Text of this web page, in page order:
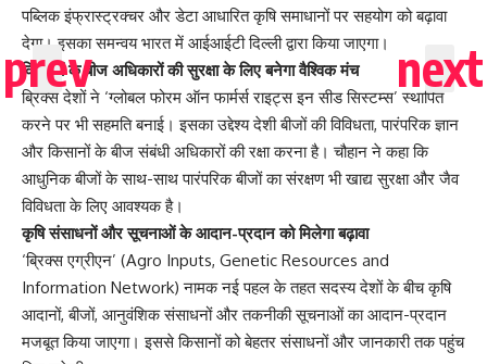
पब्लिक इंफ्रास्ट्रक्चर और डेटा आधारित कृषि समाधानों पर सहयोग को बढ़ावा
देगा। इसका समन्वय भारत में आईआईटी दिल्ली द्वारा किया जाएगा।
किसानों के बीज अधिकारों की सुरक्षा के लिए बनेगा वैश्विक मंच
ब्रिक्स देशों ने ‘ग्लोबल फोरम ऑन फार्मर्स राइट्स इन सीड सिस्टम्स’ स्थापित
करने पर भी सहमति बनाई। इसका उद्देश्य देशी बीजों की विविधता, पारंपरिक ज्ञान
और किसानों के बीज संबंधी अधिकारों की रक्षा करना है। चौहान ने कहा कि
आधुनिक बीजों के साथ-साथ पारंपरिक बीजों का संरक्षण भी खाद्य सुरक्षा और जैव
विविधता के लिए आवश्यक है।
कृषि संसाधनों और सूचनाओं के आदान-प्रदान को मिलेगा बढ़ावा
‘ब्रिक्स एग्रीएन’ (Agro Inputs, Genetic Resources and
Information Network) नामक नई पहल के तहत सदस्य देशों के बीच कृषि
आदानों, बीजों, आनुवंशिक संसाधनों और तकनीकी सूचनाओं का आदान-प्रदान
मजबूत किया जाएगा। इससे किसानों को बेहतर संसाधनों और जानकारी तक पहुंच